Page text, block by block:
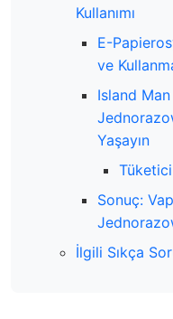
Kullanımı
E-
ve
Island
Yaşayın
Sonuç:
İlgili Sıkça